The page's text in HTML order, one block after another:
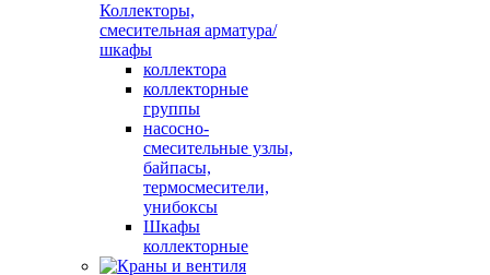
Коллекторы,
смесительная арматура/
шкафы
коллектора
коллекторные
группы
насосно-
смесительные узлы,
байпасы,
термосмесители,
унибоксы
Шкафы
коллекторные